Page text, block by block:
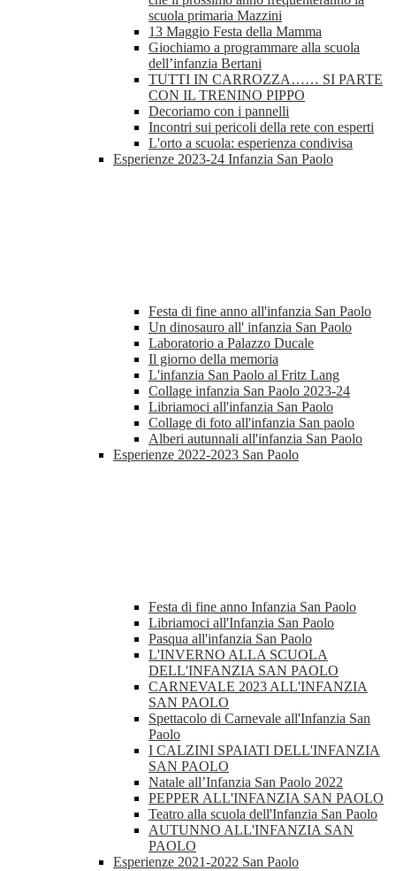
scuola primaria Mazzini
13 Maggio Festa della Mamma
Giochiamo a programmare alla scuola
dell’infanzia Bertani
TUTTI IN CARROZZA…… SI PARTE
CON IL TRENINO PIPPO
Decoriamo con i pannelli
Incontri sui pericoli della rete con esperti
L'orto a scuola: esperienza condivisa
Esperienze 2023-24 Infanzia San Paolo
Festa di fine anno all'infanzia San Paolo
Un dinosauro all' infanzia San Paolo
Laboratorio a Palazzo Ducale
Il giorno della memoria
L'infanzia San Paolo al Fritz Lang
Collage infanzia San Paolo 2023-24
Libriamoci all'infanzia San Paolo
Collage di foto all'infanzia San paolo
Alberi autunnali all'infanzia San Paolo
Esperienze 2022-2023 San Paolo
Festa di fine anno Infanzia San Paolo
Libriamoci all'Infanzia San Paolo
Pasqua all'infanzia San Paolo
L'INVERNO ALLA SCUOLA
DELL'INFANZIA SAN PAOLO
CARNEVALE 2023 ALL'INFANZIA
SAN PAOLO
Spettacolo di Carnevale all'Infanzia San
Paolo
I CALZINI SPAIATI DELL'INFANZIA
SAN PAOLO
Natale all’Infanzia San Paolo 2022
PEPPER ALL'INFANZIA SAN PAOLO
Teatro alla scuola dell'Infanzia San Paolo
AUTUNNO ALL'INFANZIA SAN
PAOLO
Esperienze 2021-2022 San Paolo